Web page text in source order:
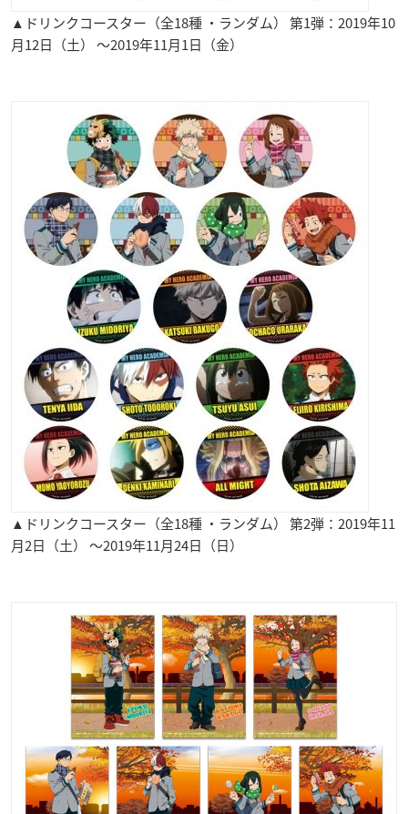
▲ドリンクコースター（全18種 ・ランダム） 第1弾：2019年10
月12日（土） ～2019年11月1日（金）
▲ドリンクコースター（全18種 ・ランダム） 第2弾：2019年11
月2日（土） ～2019年11月24日（日）